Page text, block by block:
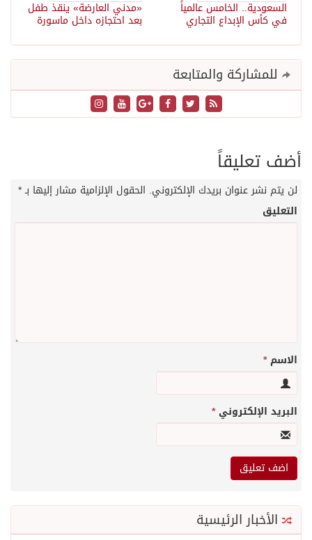
«مدني العارضة» ينقذ طفل
بعد احتجازه داخل ماسورة
السعودية.. الخامس عالمياً
في كأس الإبداع التجاري
للمشاركة والمتابعة
أضف تعليقاً
لن يتم نشر عنوان بريدك الإلكتروني. الحقول الإلزامية مشار إليها بـ*
التعليق
الاسم*
البريد الإلكتروني*
الأخبار الرئيسية